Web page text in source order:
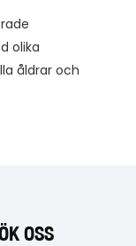
olika
åldrar och
OSS